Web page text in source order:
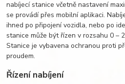
nabíjecí stanice včetně nastavení
se provádí přes mobilní aplikaci.
ihned po připojení vozidla, nebo po
stanice může být řízen v rozsahu 0 –
Stanice je vybavena ochranou proti
proudem.
Řízení nabíjení